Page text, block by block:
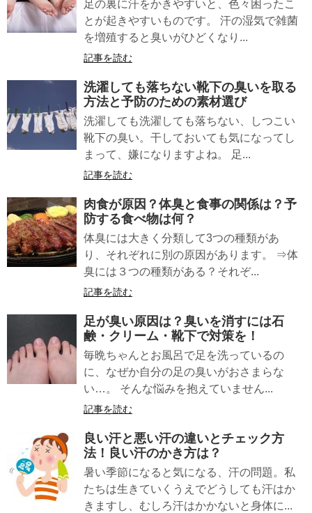
足の裏に汗をかきやすいと、色々困ったこ
とが起きやすいものです。 汗の湿気で雑菌
を増殖すると臭いがひどくなり...
記事を読む
洗濯しても落ちない靴下の臭いを取る
方法と予防のための素材選び
洗濯しても洗濯しても落ちない、しつこい
靴下の臭い。干しておいても気になってし
まって、嫌になりますよね。 足...
記事を読む
肉食が原因？ 体臭と食事の関係は？予
防する食べ物は何？
体臭には大きく分類して3つの種類があ
り、それぞれに別の原因があります。 ⇒体
臭には３つの種類がある？それぞ...
記事を読む
足が臭い原因は？臭いを消すには石
鹸・クリーム・靴下で対策を！
毎晩ちゃんとお風呂で足を洗っているの
に、なぜか自分の足の臭いがおさまらな
い…。 そんな悩みを抱えていません...
記事を読む
良い汗と悪い汗の違いとチェック方
法！良い汗のかき方は？
暑い季節になると気になる、汗の問題。私
たちは生きていくうえでどうしても汗はか
きますし、むしろ汗はかかないと身体に...